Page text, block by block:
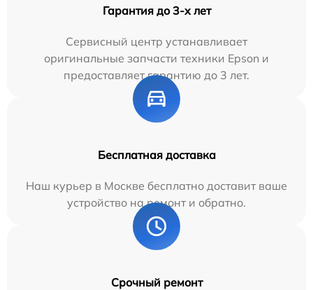
Гарантия до 3-х лет
Сервисный центр устанавливает
оригинальные запчасти техники Epson и
предоставляет гарантию до 3 лет.
Бесплатная доставка
Наш курьер в Москве бесплатно доставит ваше
устройство на ремонт и обратно.
Срочный ремонт